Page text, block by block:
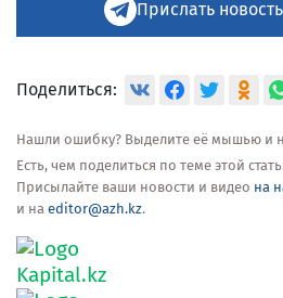
Прислать
Поделиться:
Нашли ошибку? Выделите её мышью и
Есть, чем поделиться по теме этой
Присылайте ваши новости и видео на
и на editor@azh.kz.